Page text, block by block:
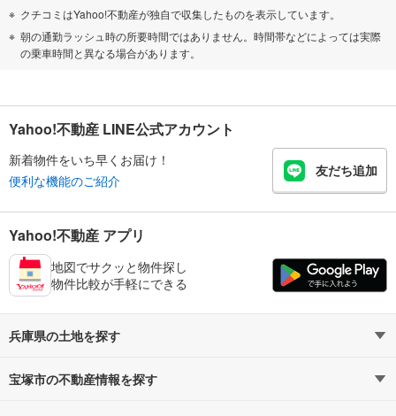
クチコミはYahoo!不動産が独自で収集したものを表示しています。
朝の通勤ラッシュ時の所要時間ではありません。時間帯などによっては実際
の乗車時間と異なる場合があります。
Yahoo!不動産 LINE公式アカウント
新着物件をいち早くお届け！
便利な機能のご紹介
友だち追加
Yahoo!不動産 アプリ
地図でサクッと物件探し
物件比較が手軽にできる
兵庫県の土地を探す
路線・駅から探す
宝塚市の不動産情報を探す